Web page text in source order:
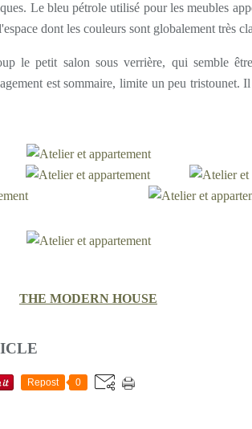
Le bleu pétrole utilisé pour les meubles
dont les couleurs sont globalement très
le petit salon sous verrière, qui semble
est sommaire, limite un peu tristounet.
THE MODERN HOUSE
Repost 0